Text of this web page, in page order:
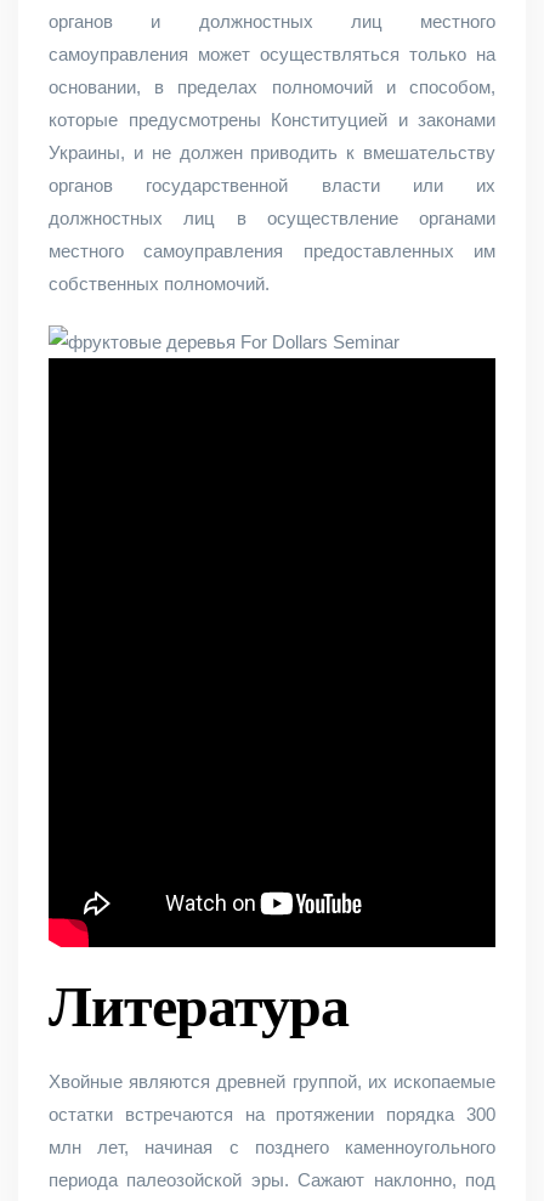
органов и должностных лиц местного
самоуправления может осуществляться только на
основании, в пределах полномочий и способом,
которые предусмотрены Конституцией и законами
Украины, и не должен приводить к вмешательству
органов государственной власти или их
должностных лиц в осуществление органами
местного самоуправления предоставленных им
собственных полномочий.
Литература
Хвойные являются древней группой, их ископаемые
остатки встречаются на протяжении порядка 300
млн лет, начиная с позднего каменноугольного
периода палеозойской эры. Сажают наклонно, под